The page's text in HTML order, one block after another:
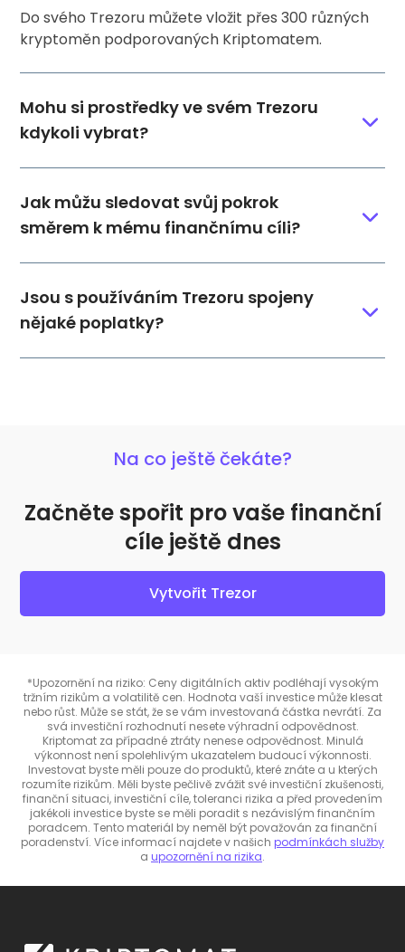
Do svého Trezoru můžete vložit přes 300 různých
kryptoměn podporovaných Kriptomatem.
Mohu si prostředky ve svém Trezoru
kdykoli vybrat?
Jak můžu sledovat svůj pokrok
směrem k mému finančnímu cíli?
Jsou s používáním Trezoru spojeny
nějaké poplatky?
Na co ještě čekáte?
Začněte spořit pro vaše finanční
cíle ještě dnes
Vytvořit Trezor
*Upozornění na riziko: Ceny digitálních aktiv podléhají vysokým
tržním rizikům a volatilitě cen. Hodnota vaší investice může klesat
nebo růst. Může se stát, že se vám investovaná částka nevrátí. Za
svá investiční rozhodnutí nesete výhradní odpovědnost.
Kriptomat za případné ztráty nenese odpovědnost. Minulá
výkonnost není spolehlivým ukazatelem budoucí výkonnosti.
Investovat byste měli pouze do produktů, které znáte a u kterých
rozumíte rizikům. Měli byste pečlivě zvážit své investiční zkušenosti,
finanční situaci, investiční cíle, toleranci rizika a před provedením
jakékoli investice byste se měli poradit s nezávislým finančním
poradcem. Tento materiál by neměl být považován za finanční
poradenství. Více informací najdete v našich podmínkách služby
a upozornění na rizika.